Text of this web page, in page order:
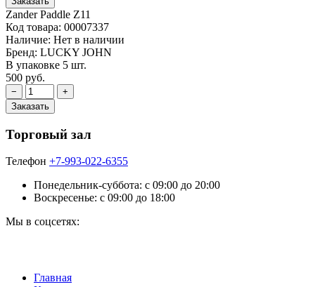
Zander Paddle Z11
Код товара: 00007337
Наличие: Нет в наличии
Бренд: LUCKY JOHN
В упаковке 5 шт.
500 руб.
Торговый зал
Телефон +7-993-022-6355
Понедельник-суббота: c 09:00 до 20:00
Воскресенье: с 09:00 до 18:00
Мы в соцсетях:
Главная